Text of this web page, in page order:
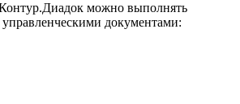
можно выполнять
документами: